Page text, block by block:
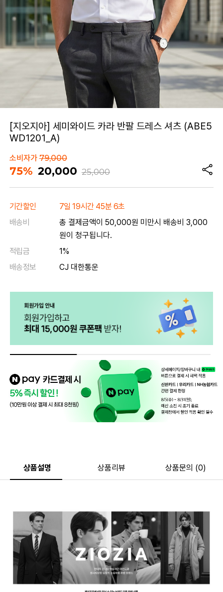
[지오지아] 세미와이드 카라 반팔 드레스 셔츠 (ABE5
WD1201_A)
소비자가79,000
75% 20,000 25,000
기간할인
7일 19시간 45분 6초
배송비
총 결제금액이 50,000원 미만시 배송비 3,000
원이 청구됩니다.
적립금
1%
배송정보
CJ 대한통운
상품설명 상품리뷰 상품문의 (0)